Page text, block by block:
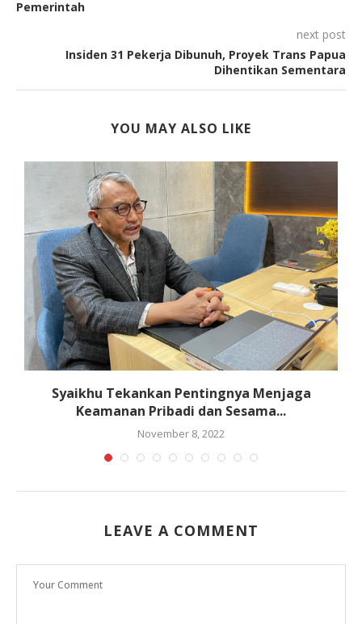
Pemerintah
next post
Insiden 31 Pekerja Dibunuh, Proyek Trans Papua
Dihentikan Sementara
YOU MAY ALSO LIKE
Syaikhu Tekankan Pentingnya Menjaga
Keamanan Pribadi dan Sesama...
November 8, 2022
LEAVE A COMMENT